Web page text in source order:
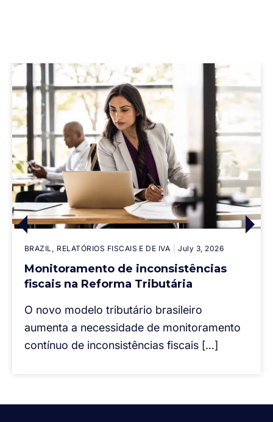
BRAZIL RELATÓRIOS FISCAIS E DE IVA July 3, 2026
Monitoramento de inconsistências
fiscais na Reforma Tributária
O novo modelo tributário brasileiro
aumenta a necessidade de monitoramento
contínuo de inconsistências fiscais […]